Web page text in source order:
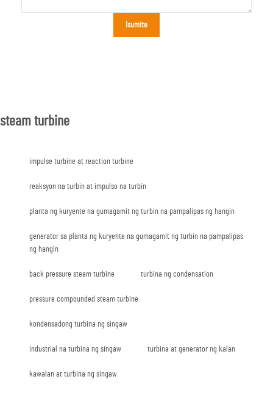
Isumite
steam turbine
impulse turbine at reaction turbine
reaksyon na turbin at impulso na turbin
planta ng kuryente na gumagamit ng turbin na pampalipas ng hangin
generator sa planta ng kuryente na gumagamit ng turbin na pampalipas
ng hangin
back pressure steam turbine turbina ng condensation
pressure compounded steam turbine
kondensadong turbina ng singaw
industrial na turbina ng singaw turbina at generator ng kalan
kawalan at turbina ng singaw